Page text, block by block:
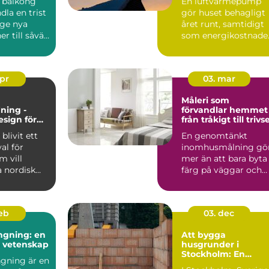
en trist
nya
till såväl
inomhusklimat
gör huset behagligt
året runt, samtidigt
som
-
för
hem
blivit ett
för
vill
nordisk
03. mar
Måleri som
förvandlar hemmet
från tråkigt till
En genomtänkt
inomhusmålning
mer än att bara byta
färg på väggar och
föra...
en
vetenskap
är en
03. dec
Att bygga
husgrunder i
Stockholm: En